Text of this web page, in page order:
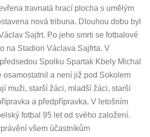
travnatá hrací plocha s umělým
nová tribuna. Dlouhou dobu byl
Sajfrt. Po jeho smrti se fotbalové
na Stadion Václava Sajfrta. V
Spolku Spartak Kbely Michal
osamostatnil a není již pod Sokolem
muži, starší žáci, mladší žáci, starší
a předpřípravka. V letošním
fotbal 95 let od svého založení.
všem účastníkům